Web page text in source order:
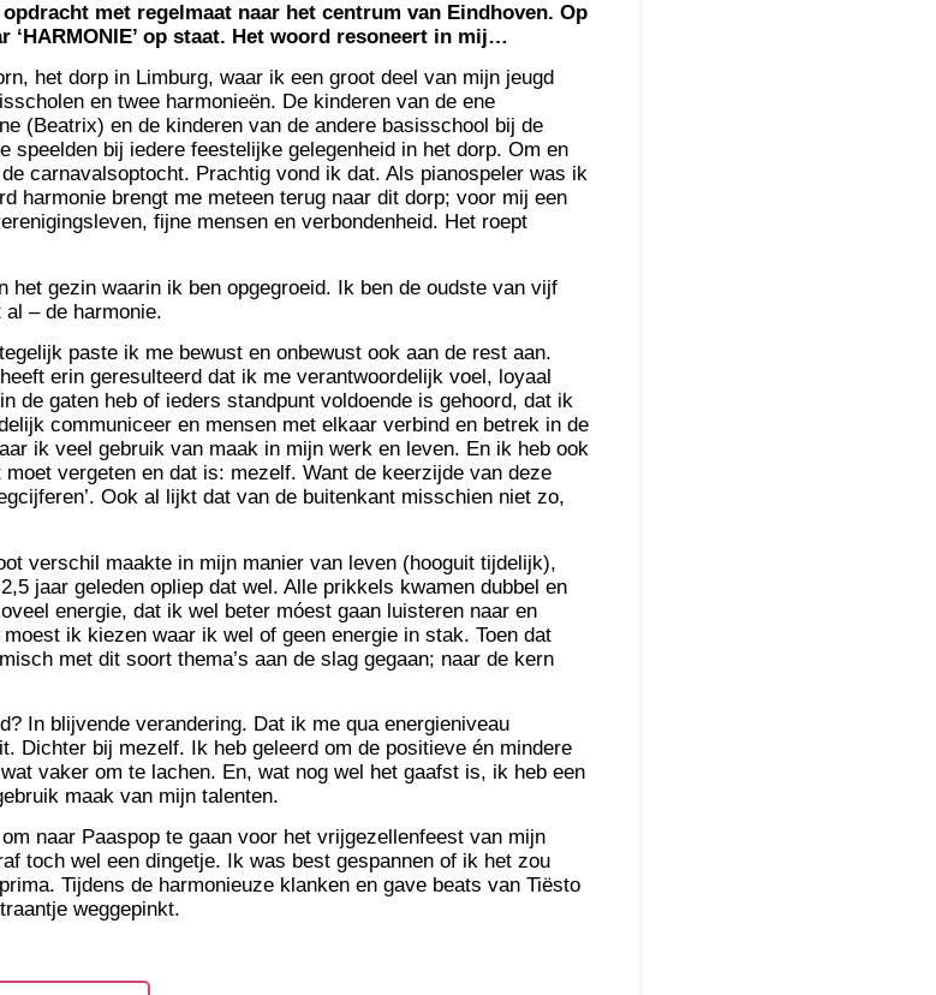
met regelmaat naar het centrum van Eindhoven. Op
‘HARMONIE’ op staat. Het woord resoneert in mij…
het dorp in Limburg, waar ik een groot deel van mijn jeugd
en twee harmonieën. De kinderen van de ene
(Beatrix) en de kinderen van de andere basisschool bij de
speelden bij iedere feestelijke gelegenheid in het dorp. Om en
carnavalsoptocht. Prachtig vond ik dat. Als pianospeler was ik
harmonie brengt me meteen terug naar dit dorp; voor mij een
fijne mensen en verbondenheid. Het roept
het gezin waarin ik ben opgegroeid. Ik ben de oudste van vijf
– de harmonie.
paste ik me bewust en onbewust ook aan de rest aan.
erin geresulteerd dat ik me verantwoordelijk voel, loyaal
de gaten heb of ieders standpunt voldoende is gehoord, dat ik
communiceer en mensen met elkaar verbind en betrek in de
ik veel gebruik van maak in mijn werk en leven. En ik heb ook
vergeten en dat is: mezelf. Want de keerzijde van deze
Ook al lijkt dat van de buitenkant misschien niet zo,
verschil maakte in mijn manier van leven (hooguit tijdelijk),
jaar geleden opliep dat wel. Alle prikkels kwamen dubbel en
energie, dat ik wel beter móest gaan luisteren naar en
ik kiezen waar ik wel of geen energie in stak. Toen dat
met dit soort thema’s aan de slag gegaan; naar de kern
In blijvende verandering. Dat ik me qua energieniveau
Dichter bij mezelf. Ik heb geleerd om de positieve én mindere
vaker om te lachen. En, wat nog wel het gaafst is, ik heb een
maak van mijn talenten.
naar Paaspop te gaan voor het vrijgezellenfeest van mijn
toch wel een dingetje. Ik was best gespannen of ik het zou
Tijdens de harmonieuze klanken en gave beats van Tiësto
weggepinkt.